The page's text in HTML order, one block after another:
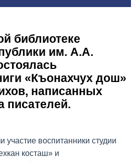
библиотеке
им. А.А.
«Къонахчух дош»
написанных
писателей.
участие воспитанники студии
косташ» и